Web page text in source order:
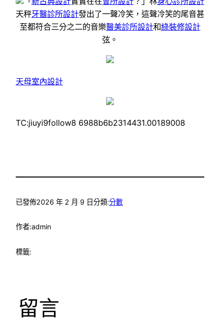
天秤牙醫診所設計發出了一聲冷笑，這聲冷笑的尾音甚
至都符合三分之二的音樂醫美診所設計和綠裝修設計
弦。
天母室內設計
TC:jiuyi9follow8 6988b6b2314431.00189008
已發佈2026 年 2 月 9 日分類:分數
作者:admin
標籤:
留言